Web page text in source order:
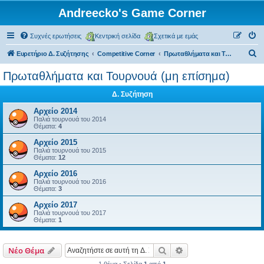
Andreecko's Game Corner
Συχνές ερωτήσεις Κεντρική σελίδα Σχετικά με εμάς
Ευρετήριο Δ. Συζήτησης Competitive Corner Πρωταθλήματα και Τουρνουά (μη επίσημα)
η
Πρωταθλήματα και Τουρνουά (μη επίσημα)
Δ. Συζήτηση
Αρχείο 2014
Παλιά τουρνουά του 2014
Θέματα: 4
Αρχείο 2015
Παλιά τουρνουά του 2015
Θέματα: 12
Αρχείο 2016
Παλιά τουρνουά του 2016
Θέματα: 3
Αρχείο 2017
Παλιά τουρνουά του 2017
Θέματα: 1
Νέο Θέμα Αναζήτηση